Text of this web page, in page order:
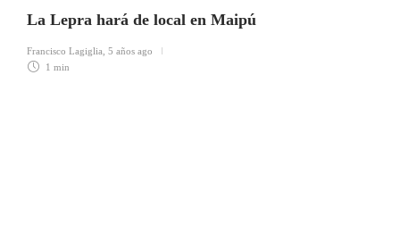
La Lepra hará de local en Maipú
Francisco Lagiglia 5 años ago
1 min